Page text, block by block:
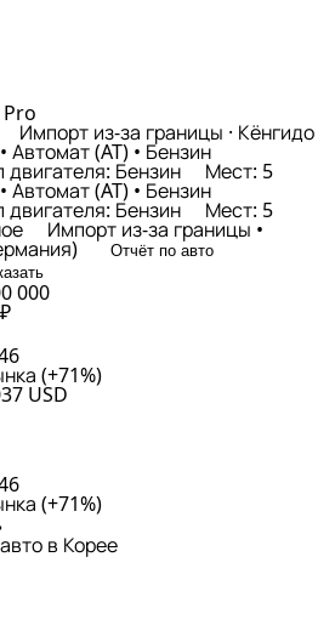
Импорт из-за границы · Кёнгидо
Автомат (AT) • Бензин
двигателя: Бензин Мест: 5
Автомат (AT) • Бензин
двигателя: Бензин Мест: 5
Импорт из-за границы •
Отчёт по авто
000
(+71%)
USD
(+71%)
в Корее